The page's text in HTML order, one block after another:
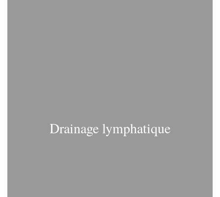
Drainage lymphatique